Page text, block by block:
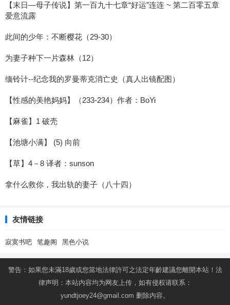
【末日—母子传说】第一百九十七章“好运”连连 ~ 第二百零五章
爱意流露
此间的少年：不断樱花（29-30）
为妻子种下一片森林（12）
缅铃计--纪念我的罗曼蒂克消亡史（真人出镜配图）
【性感的美艳妈妈】（233-234）作者：BoYi
【麻雀】1 破壳
【池塘小满】 (5) 向前
【草】4－8 译者：sunson
拿什么救你，我出轨的妻子（八十四）
友情链接
寂寞书吧 笔趣阁 黑色小说
警告：如果您未滿18歲或您當地法律許可之法定年齡建議您離開本站！法
律声明：本站内容均为网友上传，如有侵权请联系：
yundtjoey24@gmail.com 删除内容。